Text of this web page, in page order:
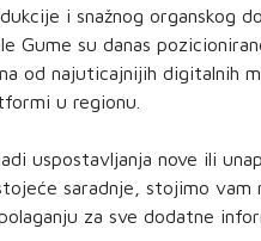
i snažnog organskog
Gume su danas
od najuticajnijih digitalnih
u regionu.
uspostavljanja nove ili
saradnje, stojimo vam
za sve dodatne